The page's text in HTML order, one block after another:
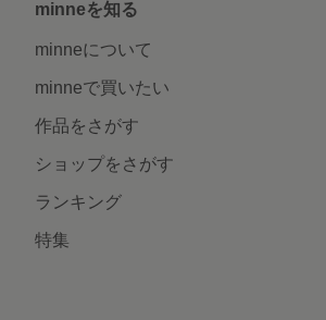
minneを知る
minneについて
minneで買いたい
作品をさがす
ショップをさがす
ランキング
特集